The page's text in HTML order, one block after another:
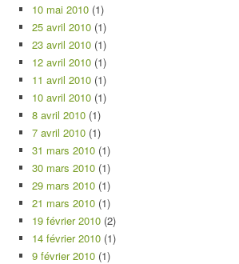
10 mai 2010 (1)
25 avril 2010 (1)
23 avril 2010 (1)
12 avril 2010 (1)
11 avril 2010 (1)
10 avril 2010 (1)
8 avril 2010 (1)
7 avril 2010 (1)
31 mars 2010 (1)
30 mars 2010 (1)
29 mars 2010 (1)
21 mars 2010 (1)
19 février 2010 (2)
14 février 2010 (1)
9 février 2010 (1)